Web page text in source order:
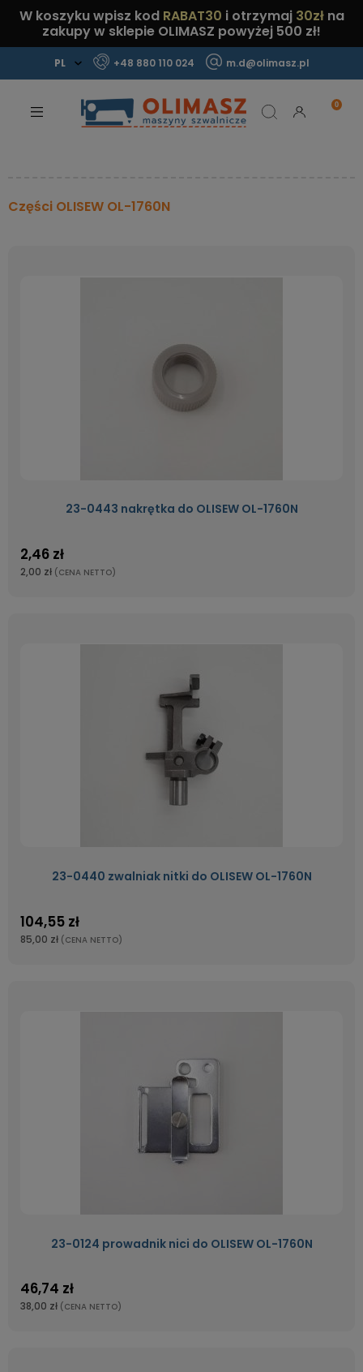
W koszyku wpisz kod RABAT30 i otrzymaj 30złna
zakupy w sklepie OLIMASZ powyżej 500 zł!
+48 880 110 024 m.d@olimasz.pl
Sprawdź!
Części OLISEW OL-1760N
23-0443 nakrętka do OLISEW OL-1760N
2,46 zł
2,00 zł (CENA NETTO)
23-0440 zwalniak nitki do OLISEW OL-1760N
104,55 zł
85,00 zł (CENA NETTO)
23-0124 prowadnik nici do OLISEW OL-1760N
46,74 zł
38,00 zł (CENA NETTO)